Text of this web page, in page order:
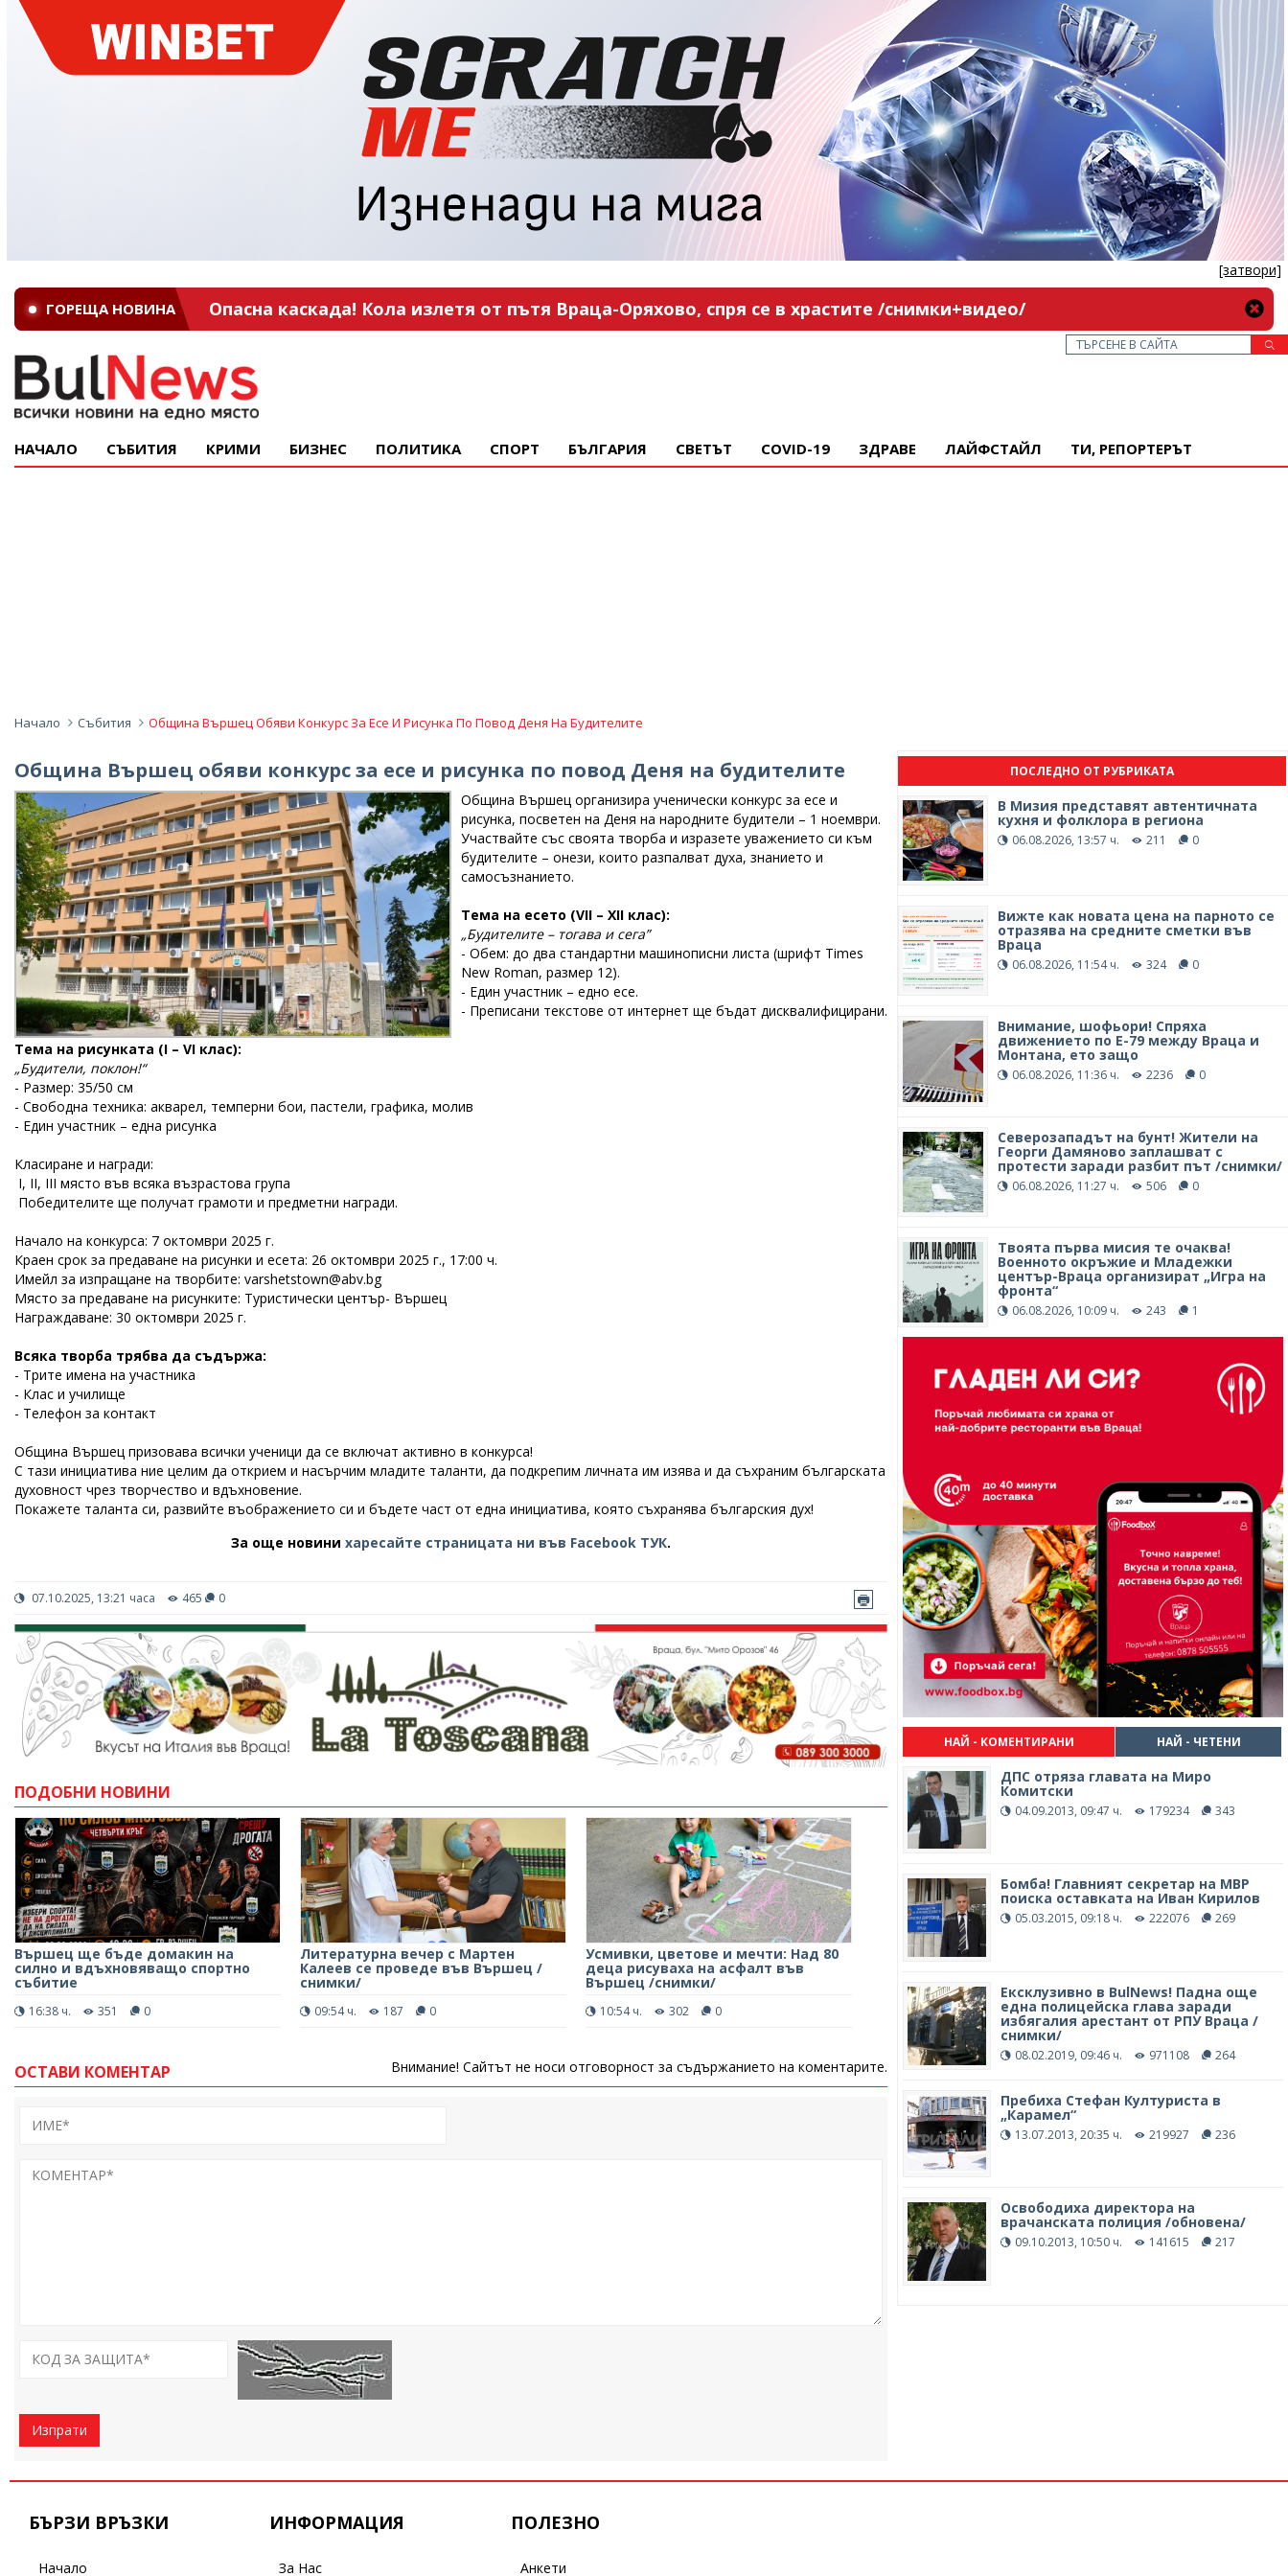
[затвори]
ГОРЕЩА НОВИНА Опасна каскада! Кола излетя от пътя Враца-Оряхово, спря се в храстите /снимки+видео/
НАЧАЛО СЪБИТИЯ КРИМИ БИЗНЕС ПОЛИТИКА СПОРТ БЪЛГАРИЯ СВЕТЪТ COVID-19 ЗДРАВЕ ЛАЙФСТАЙЛ ТИ, РЕПОРТЕРЪТ
Начало Събития Община Вършец Обяви Конкурс За Есе И Рисунка По Повод Деня На Будителите
Община Вършец обяви конкурс за есе и рисунка по повод Деня на будителите
Община Вършец организира ученически конкурс за есе и
рисунка, посветен на Деня на народните будители – 1 ноември.
Участвайте със своята творба и изразете уважението си към
будителите – онези, които разпалват духа, знанието и
самосъзнанието.
Тема на есето (VII – XII клас):
„Будителите – тогава и сега”
- Обем: до два стандартни машинописни листа (шрифт Times
New Roman, размер 12).
- Един участник – едно есе.
- Преписани текстове от интернет ще бъдат дисквалифицирани.
Тема на рисунката (I – VI клас):
„Будители, поклон!“
- Размер: 35/50 см
- Свободна техника: акварел, темперни бои, пастели, графика, молив
- Един участник – една рисунка
Класиране и награди:
I, II, III място във всяка възрастова група
Победителите ще получат грамоти и предметни награди.
Начало на конкурса: 7 октомври 2025 г.
Краен срок за предаване на рисунки и есета: 26 октомври 2025 г., 17:00 ч.
Имейл за изпращане на творбите: varshetstown@abv.bg
Място за предаване на рисунките: Туристически център- Вършец
Награждаване: 30 октомври 2025 г.
Всяка творба трябва да съдържа:
- Трите имена на участника
- Клас и училище
- Телефон за контакт
Община Вършец призовава всички ученици да се включат активно в конкурса!
С тази инициатива ние целим да открием и насърчим младите таланти, да подкрепим личната им изява и да съхраним българската
духовност чрез творчество и вдъхновение.
Покажете таланта си, развийте въображението си и бъдете част от една инициатива, която съхранява българския дух!
За още новинихаресайте страницата ни във Facebook ТУК.
07.10.2025, 13:21 часа 465 0
ПОДОБНИ НОВИНИ
Вършец ще бъде домакин на
силно и вдъхновяващо спортно
събитие
16:38 ч. 351 0
Литературна вечер с Мартен
Калеев се проведе във Вършец /
снимки/
09:54 ч. 187 0
Усмивки, цветове и мечти: Над 80
деца рисуваха на асфалт във
Вършец /снимки/
10:54 ч. 302 0
ОСТАВИ КОМЕНТАР Внимание! Сайтът не носи отговорност за съдържанието на коментарите.
Изпрати
ПОСЛЕДНО ОТ РУБРИКАТА
В Мизия представят автентичната
кухня и фолклора в региона
06.08.2026, 13:57 ч. 211 0
Вижте как новата цена на парното се
отразява на средните сметки във
Враца
06.08.2026, 11:54 ч. 324 0
Внимание, шофьори! Спряха
движението по Е-79 между Враца и
Монтана, ето защо
06.08.2026, 11:36 ч. 2236 0
Северозападът на бунт! Жители на
Георги Дамяново заплашват с
протести заради разбит път /снимки/
06.08.2026, 11:27 ч. 506 0
Твоята първа мисия те очаква!
Военното окръжие и Младежки
център-Враца организират „Игра на
фронта“
06.08.2026, 10:09 ч. 243 1
НАЙ - КОМЕНТИРАНИ НАЙ - ЧЕТЕНИ
ДПС отряза главата на Миро
Комитски
04.09.2013, 09:47 ч. 179234 343
Бомба! Главният секретар на МВР
поиска оставката на Иван Кирилов
05.03.2015, 09:18 ч. 222076 269
Ексклузивно в BulNews! Падна още
една полицейска глава заради
избягалия арестант от РПУ Враца /
снимки/
08.02.2019, 09:46 ч. 971108 264
Пребиха Стефан Културиста в
„Карамел“
13.07.2013, 20:35 ч. 219927 236
Освободиха директора на
врачанската полиция /обновена/
09.10.2013, 10:50 ч. 141615 217
БЪРЗИ ВРЪЗКИ
Начало
ИНФОРМАЦИЯ
За Нас
ПОЛЕЗНО
Анкети